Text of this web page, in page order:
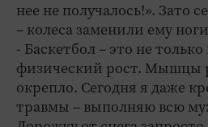
нее не получалось!». Зато
– колеса заменили ему
- Баскетбол – это не
физический рост. Мышцы
окрепло. Сегодня я даже
травмы – выполняю всю